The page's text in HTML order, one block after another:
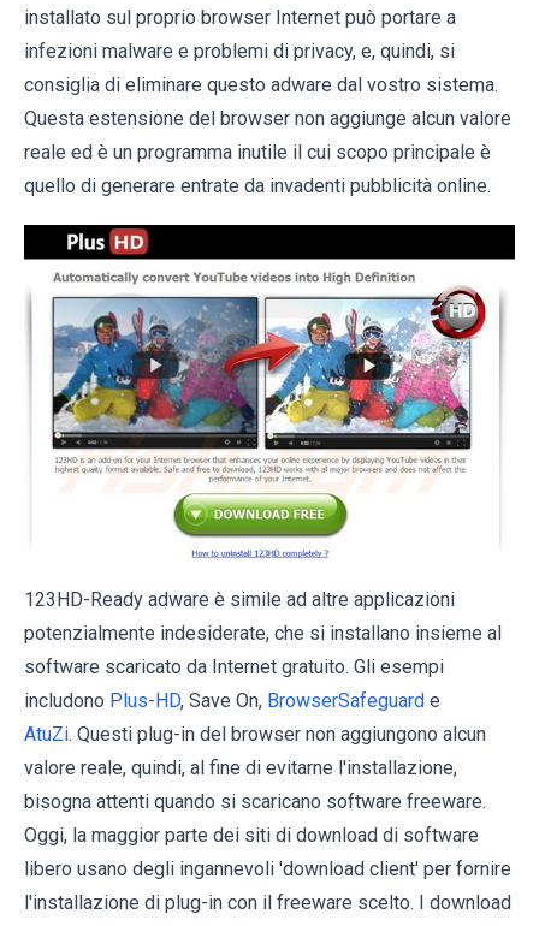
installato sul proprio browser Internet può portare a
infezioni malware e problemi di privacy, e, quindi, si
consiglia di eliminare questo adware dal vostro sistema.
Questa estensione del browser non aggiunge alcun valore
reale ed è un programma inutile il cui scopo principale è
quello di generare entrate da invadenti pubblicità online.
123HD-Ready adware è simile ad altre applicazioni
potenzialmente indesiderate, che si installano insieme al
software scaricato da Internet gratuito. Gli esempi
includono Plus-HD, Save On, BrowserSafeguard e
AtuZi. Questi plug-in del browser non aggiungono alcun
valore reale, quindi, al fine di evitarne l'installazione,
bisogna attenti quando si scaricano software freeware.
Oggi, la maggior parte dei siti di download di software
libero usano degli ingannevoli 'download client' per fornire
l'installazione di plug-in con il freeware scelto. I download